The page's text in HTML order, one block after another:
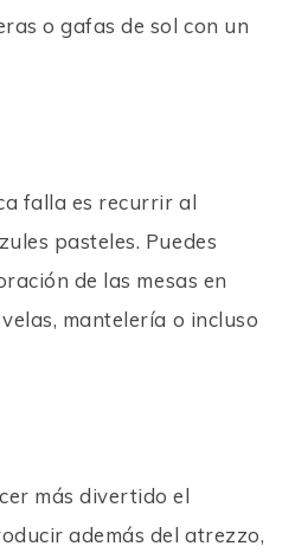
o gafas de sol con un
falla es recurrir al
pasteles. Puedes
de las mesas en
mantelería o incluso
más divertido el
además del atrezzo,